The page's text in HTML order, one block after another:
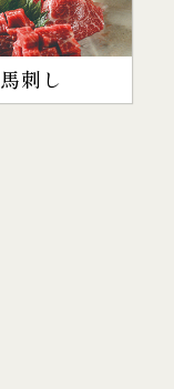
馬刺し